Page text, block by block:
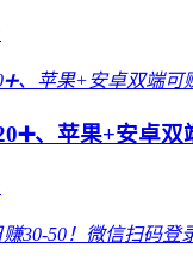
、苹果+安卓双